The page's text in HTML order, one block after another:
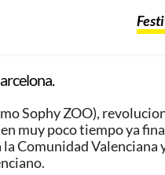
Sophy ZOO),
muy poco tiempo ya
Comunidad